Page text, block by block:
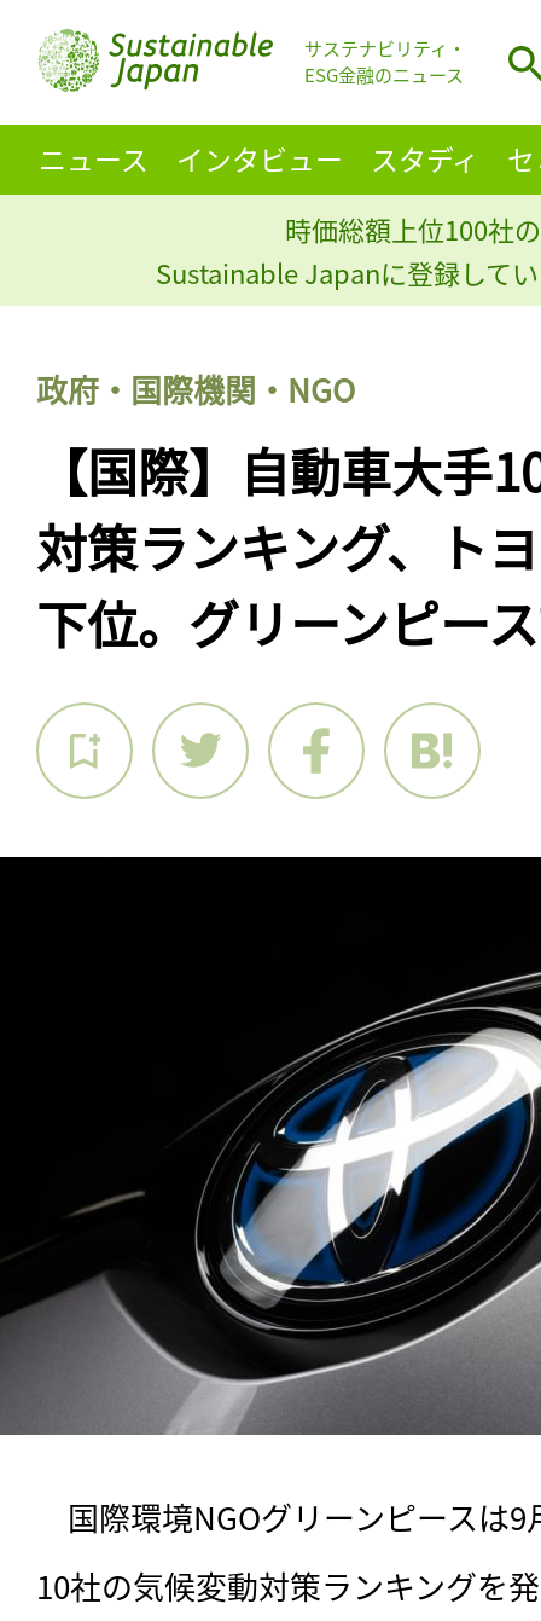
サステナビリティ・
ESG金融のニュース
ニュース インタビュー スタディ
時価総額上位100社
Sustainable Japanに登録して
政府・国際機関・NGO
【国際】自動車大手
対策ランキング、ト
下位。グリーンピー
国際環境NGOグリーンピースは
10社の気候変動対策ランキングを